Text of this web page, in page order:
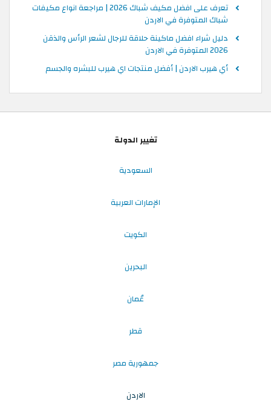
تعرف على افضل مكيف شباك 2026 | مراجعة انواع مكيفات
شباك المتوفرة في الاردن
دليل شراء افضل ماكينة حلاقة للرجال لشعر الرأس والذقن
2026 المتوفرة في الاردن
أي هيرب الاردن | أفضل منتجات اي هيرب للبشره والجسم
تغيير الدولة
السعودية
الإمارات العربية
الكويت
البحرين
عُمان
قطر
جمهورية مصر
الاردن